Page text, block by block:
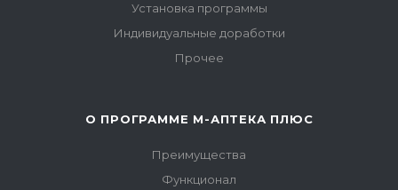
Установка программы
Индивидуальные доработки
Прочее
О ПРОГРАММЕ М-АПТЕКА ПЛЮС
Преимущества
Функционал